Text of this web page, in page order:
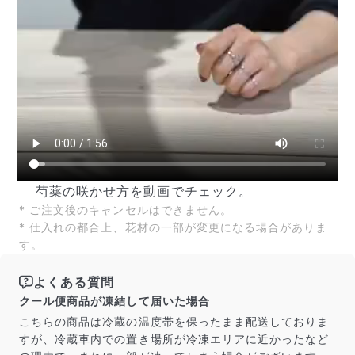
芍薬の咲かせ方を動画でチェック。
* ご注文後のキャンセルはできません。
* 仕入れの都合上、花材の一部が変更になる場合がありま
す。
よくある質問
クール便商品が凍結して届いた場合
こちらの商品は冷蔵の温度帯を保ったまま配送しておりま
すが、冷蔵車内での置き場所が冷凍エリアに近かったなど